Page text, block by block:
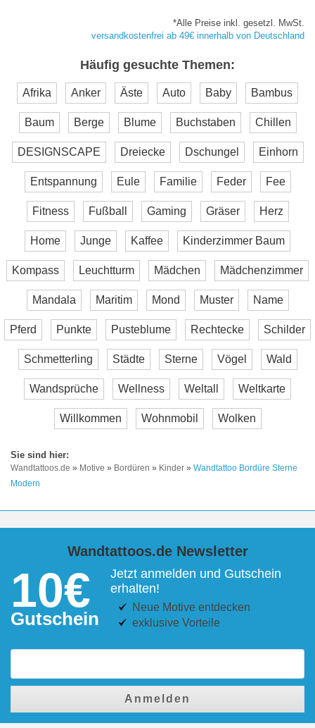
*Alle Preise inkl. gesetzl. MwSt.
versandkostenfrei ab 49€ innerhalb von Deutschland
Häufig gesuchte Themen:
Afrika Anker Äste Auto Baby Bambus
Baum Berge Blume Buchstaben Chillen
DESIGNSCAPE Dreiecke Dschungel Einhorn
Entspannung Eule Familie Feder Fee
Fitness Fußball Gaming Gräser Herz
Home Junge Kaffee Kinderzimmer Baum
Kompass Leuchtturm Mädchen Mädchenzimmer
Mandala Maritim Mond Muster Name
Pferd Punkte Pusteblume Rechtecke Schilder
Schmetterling Städte Sterne Vögel Wald
Wandsprüche Wellness Weltall Weltkarte
Willkommen Wohnmobil Wolken
Wandtattoos.de » Motive » Bordüren » Kinder » Wandtattoo Bordüre Sterne
Modern
Wandtattoos.de Newsletter
10€
Gutschein
Jetzt anmelden und Gutschein
erhalten!
Neue Motive entdecken
exklusive Vorteile
Anmelden